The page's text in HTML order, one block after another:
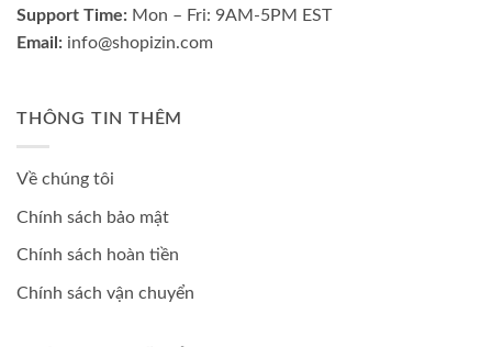
Support Time: Mon – Fri: 9AM-5PM EST
Email: info@shopizin.com
THÔNG TIN THÊM
Về chúng tôi
Chính sách bảo mật
Chính sách hoàn tiền
Chính sách vận chuyển